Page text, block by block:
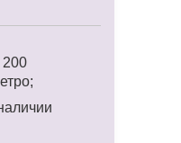
200